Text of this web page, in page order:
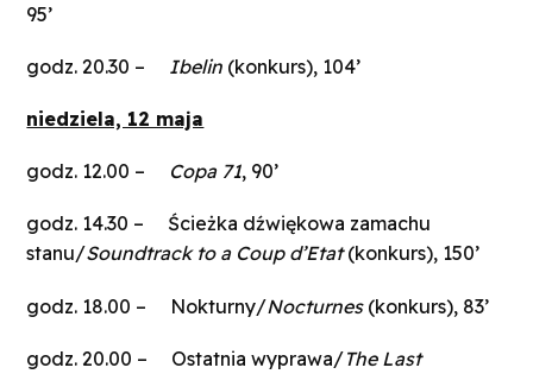
95’
godz. 20.30 – Ibelin (konkurs), 104’
niedziela, 12 maja
godz. 12.00 – Copa 71, 90’
godz. 14.30 – Ścieżka dźwiękowa zamachu
stanu/Soundtrack to a Coup d’Etat(konkurs), 150’
godz. 18.00 – Nokturny/Nocturnes(konkurs), 83’
godz. 20.00 – Ostatnia wyprawa/The Last